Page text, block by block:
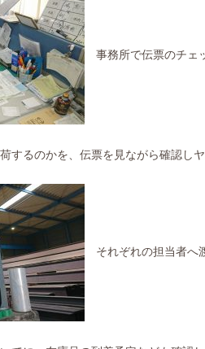
事務所で伝票のチェ
するのかを、伝票を見ながら確認し
それぞれの担当者へ